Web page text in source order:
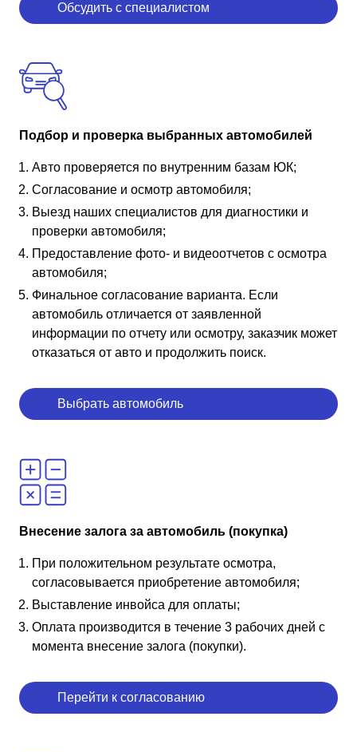
Обсудить с специалистом
Подбор и проверка выбранных автомобилей
Авто проверяется по внутренним базам ЮК;
Согласование и осмотр автомобиля;
Выезд наших специалистов для диагностики и
проверки автомобиля;
Предоставление фото- и видеоотчетов с осмотра
автомобиля;
Финальное согласование варианта. Если
автомобиль отличается от заявленной
информации по отчету или осмотру, заказчик может
отказаться от авто и продолжить поиск.
Выбрать автомобиль
Внесение залога за автомобиль (покупка)
При положительном результате осмотра,
согласовывается приобретение автомобиля;
Выставление инвойса для оплаты;
Оплата производится в течение 3 рабочих дней с
момента внесение залога (покупки).
Перейти к согласованию